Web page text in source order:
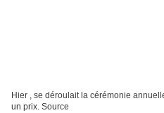
Hier , se déroulait la cérémonie
un prix. Source